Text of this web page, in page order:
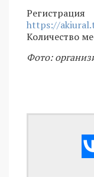
https://
Количество
Фото: